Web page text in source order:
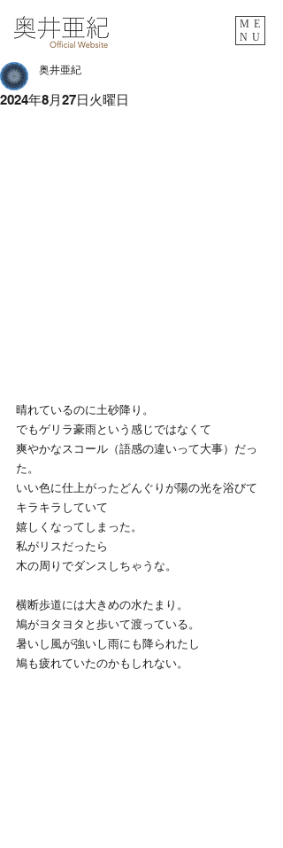
ME
NU
2024年8月27日火曜日
奥井亜紀
晴れているのに土砂降り。
でもゲリラ豪雨という感じではなくて
爽やかなスコール（語感の違いって大事）だっ
た。
いい色に仕上がったどんぐりが陽の光を浴びて
キラキラしていて
嬉しくなってしまった。
私がリスだったら
木の周りでダンスしちゃうな。
横断歩道には大きめの水たまり。
鳩がヨタヨタと歩いて渡っている。
暑いし風が強いし雨にも降られたし
鳩も疲れていたのかもしれない。